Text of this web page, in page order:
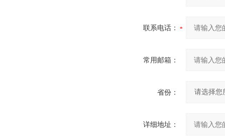
联系电话：
常用邮箱：
省份：
详细地址：